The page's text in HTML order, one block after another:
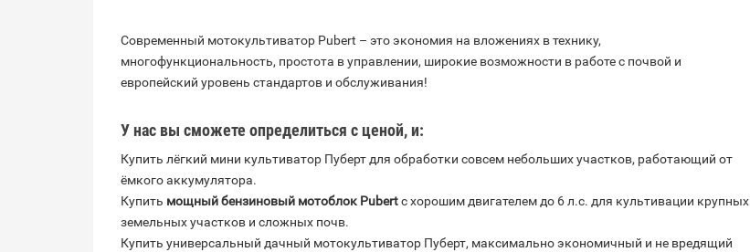
Современный мотокультиватор Pubert – это экономия на вложениях в технику,
многофункциональность, простота в управлении, широкие возможности в работе с почвой и
европейский уровень стандартов и обслуживания!
У нас вы сможете определиться с ценой, и:
Купить лёгкий мини культиватор Пуберт для обработки совсем небольших участков, работающий от
ёмкого аккумулятора.
Купить мощный бензиновый мотоблок Pubertс хорошим двигателем до 6 л.с. для культивации крупных
земельных участков и сложных почв.
Купить универсальный дачный мотокультиватор Пуберт, максимально экономичный и не вредящий